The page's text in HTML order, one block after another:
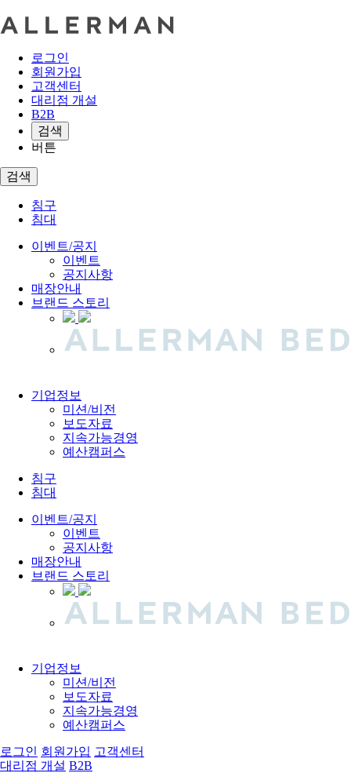
로그인
회원가입
고객센터
대리점 개설
B2B
검색
버튼
검색
침구
침대
이벤트/공지
이벤트
공지사항
매장안내
브랜드 스토리
기업정보
미션/비전
보도자료
지속가능경영
예산캠퍼스
침구
침대
이벤트/공지
이벤트
공지사항
매장안내
브랜드 스토리
기업정보
미션/비전
보도자료
지속가능경영
예산캠퍼스
로그인 회원가입 고객센터
대리점 개설 B2B